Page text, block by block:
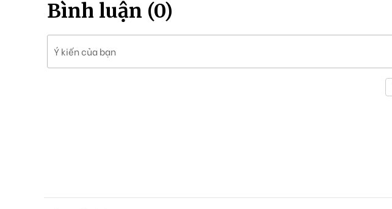
a
Bình luận (0)
Ý kiến của bạn